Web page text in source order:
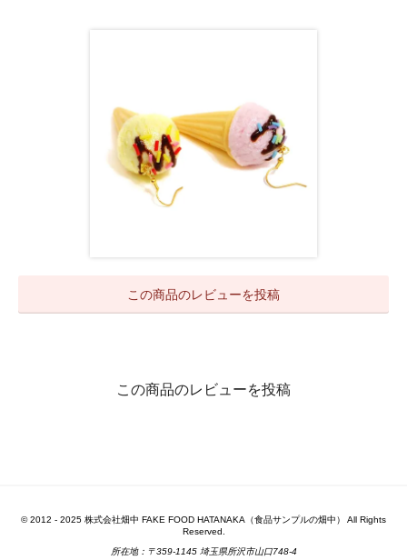
この商品のレビューを投稿
この商品のレビューを投稿
© 2012 - 2025 株式会社畑中 FAKE FOOD HATANAKA（食品サンプルの畑中） All Rights
Reserved.
所在地：〒359-1145 埼玉県所沢市山口748-4